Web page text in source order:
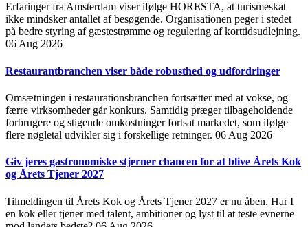
Erfaringer fra Amsterdam viser ifølge HORESTA, at turismeskat
ikke mindsker antallet af besøgende. Organisationen peger i stedet
på bedre styring af gæstestrømme og regulering af korttidsudlejning.
06 Aug 2026
Restaurantbranchen viser både robusthed og udfordringer
Omsætningen i restaurationsbranchen fortsætter med at vokse, og
færre virksomheder går konkurs. Samtidig præger tilbageholdende
forbrugere og stigende omkostninger fortsat markedet, som ifølge
flere nøgletal udvikler sig i forskellige retninger. 06 Aug 2026
Giv jeres gastronomiske stjerner chancen for at blive Årets Kok
og Årets Tjener 2027
Tilmeldingen til Årets Kok og Årets Tjener 2027 er nu åben. Har I
en kok eller tjener med talent, ambitioner og lyst til at teste evnerne